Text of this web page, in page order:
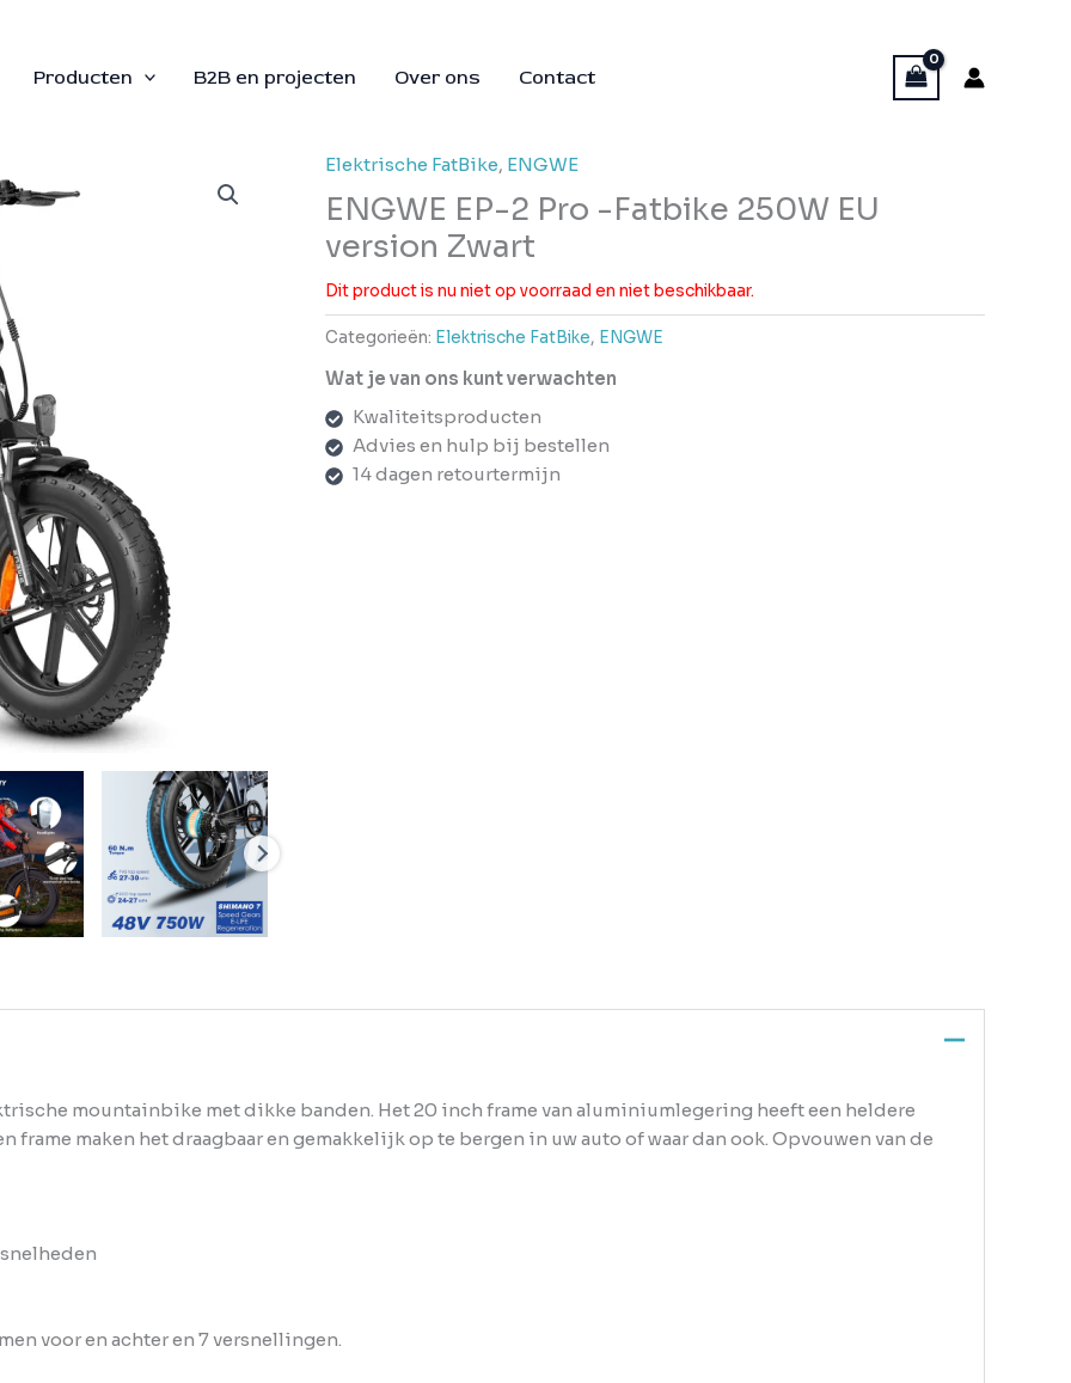
Producten B2B en projecten Over ons Contact
Elektrische FatBike, ENGWE
ENGWE EP-2 Pro -Fatbike 250W EU
version Zwart
Dit product is nu niet op voorraad en niet beschikbaar.
Categorieën: Elektrische FatBike, ENGWE
Wat je van ons kunt verwachten
Kwaliteitsproducten
Advies en hulp bij bestellen
14 dagen retourtermijn
mountainbike met dikke banden. Het 20 inch frame van aluminiumlegering heeft een heldere
maken het draagbaar en gemakkelijk op te bergen in uw auto of waar dan ook. Opvouwen van de
voor en achter en 7 versnellingen.